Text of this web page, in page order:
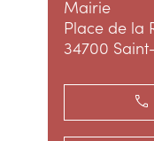
Mairie
Place de la
34700